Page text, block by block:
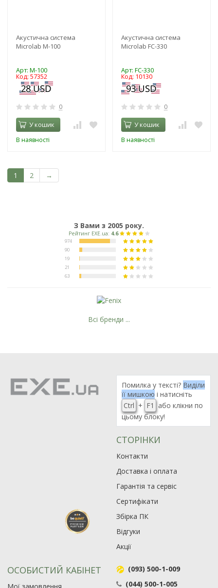
Акустична система
Microlab M-100
Арт: M-100
Код: 57352
0
У кошик
В наявності
Акустична система
Microlab FC-330
Арт: FC-330
Код: 10130
0
У кошик
В наявності
1 2 →
З Вами з 2005 року.
Всі бренди ...
Помилка у тексті? Виділи
її мишкою і натисніть
Ctrl + F1
або клікни по
цьому блоку!
СТОРІНКИ
Контакти
Доставка і оплата
Гарантія та сервіс
Сертифікати
Збірка ПК
Відгуки
Акції
ОСОБИСТИЙ КАБІНЕТ
(093) 500-1-009
(044) 500-1-005